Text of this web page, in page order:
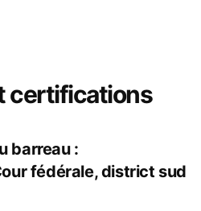
certifications
barreau :
fédérale, district sud